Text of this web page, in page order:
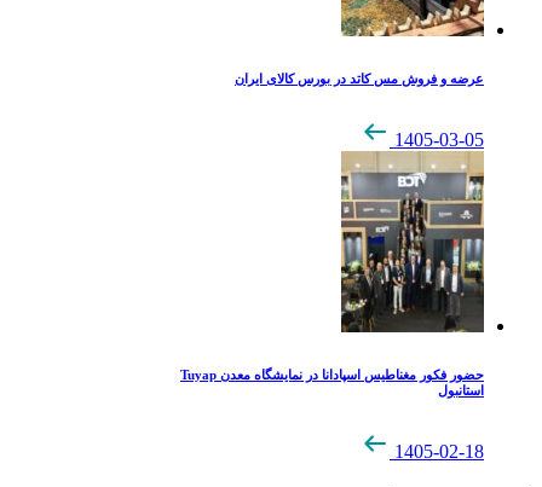
عرضه و فروش مس کاتد در بورس کالای ایران
1405-03-05
حضور فکور مغناطیس اسپادانا در نمایشگاه معدن Tuyap
استانبول
1405-02-18